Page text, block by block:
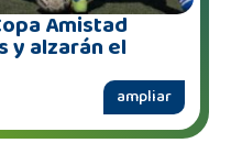
Amistad
y alzarán el
ampliar